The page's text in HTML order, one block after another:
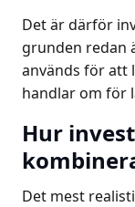
Det är därför
grunden redan
används för att
handlar om för
Hur
Det mest